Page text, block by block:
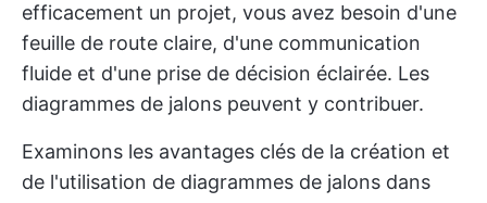
efficacement un projet, vous avez besoin d'une
feuille de route claire, d'une communication
fluide et d'une prise de décision éclairée. Les
diagrammes de jalons peuvent y contribuer.
Examinons les avantages clés de la création et
de l'utilisation de diagrammes de jalons dans